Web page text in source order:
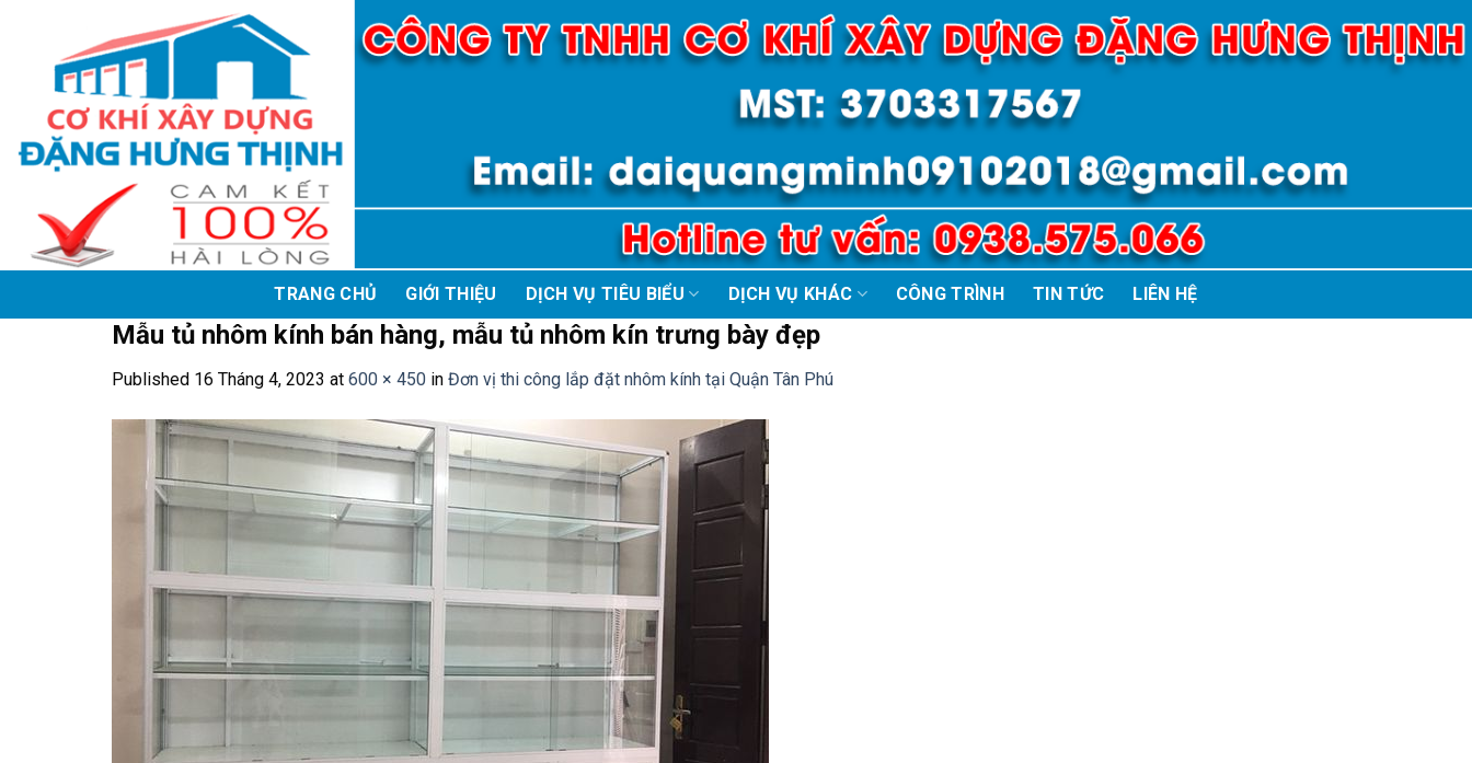
content
TRANG CHỦ GIỚI THIỆU DỊCH VỤ TIÊU BIỂU DỊCH VỤ KHÁC CÔNG TRÌNH TIN TỨC LIÊN HỆ
Mẫu tủ nhôm kính bán hàng, mẫu tủ nhôm kín trưng bày đẹp
Published 16 Tháng 4, 2023 at 600 × 450 in Đơn vị thi công lắp đặt nhôm kính tại Quận Tân Phú